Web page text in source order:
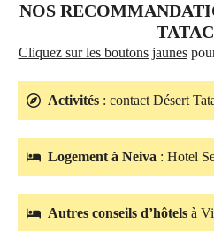
NOS
Cliquez sur les boutons jaunes
Activités : contact Désert
Logement à Neiva : Hotel
Autres conseils d’hôtels à